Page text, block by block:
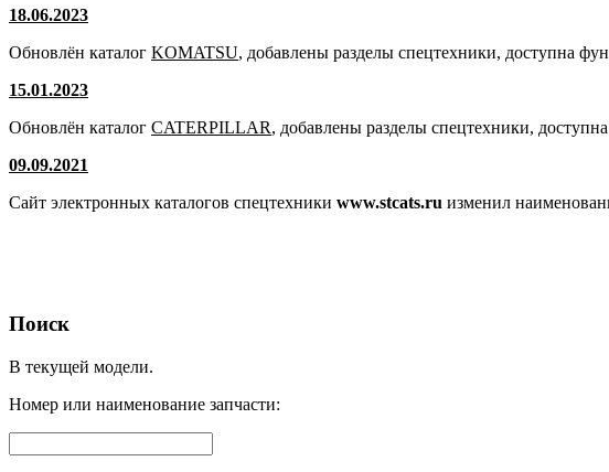
18.06.2023
Обновлён каталог KOMATSU, добавлены разделы спецтехники, доступна
15.01.2023
Обновлён каталог CATERPILLAR, добавлены разделы спецтехники,
09.09.2021
Сайт электронных каталогов спецтехники www.stcats.ru изменил
Поиск
В текущей модели.
Номер или наименование запчасти: